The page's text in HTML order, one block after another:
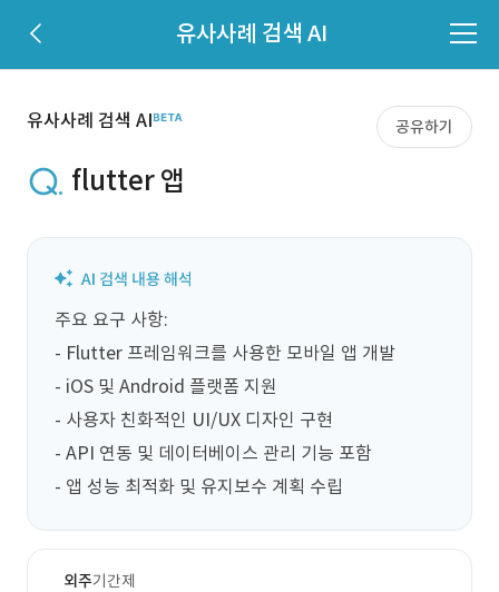
유사사례 검색 AI
유사사례 검색 AI 공유하기
flutter 앱
주요 요구 사항:
- Flutter 프레임워크를 사용한 모바일 앱 개발
- iOS 및 Android 플랫폼 지원
- 사용자 친화적인 UI/UX 디자인 구현
- API 연동 및 데이터베이스 관리 기능 포함
- 앱 성능 최적화 및 유지보수 계획 수립
외주기간제